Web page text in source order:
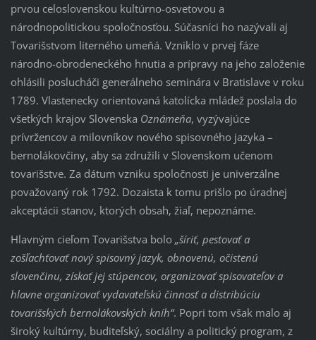
prvou celoslovenskou kultúrno-osvetovou a
národnopolitickou spoločnosťou. Súčasníci ho nazývali aj
Tovarišstvom literného umeňá. Vzniklo v prvej fáze
národno-obrodeneckého hnutia a prípravy na jeho založenie
ohlásili poslucháči generálneho seminára v Bratislave v roku
1789. Vlastenecky orientovaná katolícka mládež poslala do
všetkých krajov Slovenska Oznámeňa, vyzývajúce
prívržencov a milovníkov nového spisovného jazyka –
bernolákovčiny, aby sa združili v Slovenskom učenom
tovarišstve. Za dátum vzniku spoločnosti je univerzálne
považovaný rok 1792. Dozaista k tomu prišlo po úradnej
akceptácii stanov, ktorých obsah, žiaľ, nepoznáme.
Hlavným cieľom Tovarišstva bolo „šíriť, pestovať a
zošľachťovať nový spisovný jazyk, obnovenú, očistenú
slovenčinu, získať jej stúpencov, organizovať spisovateľov a
hlavne organizovať vydavateľskú činnosť a distribúciu
tovarišských bernolákovských kníh“. Popri tom však malo aj
široký kultúrny, buditeľský, sociálny a politický program, z